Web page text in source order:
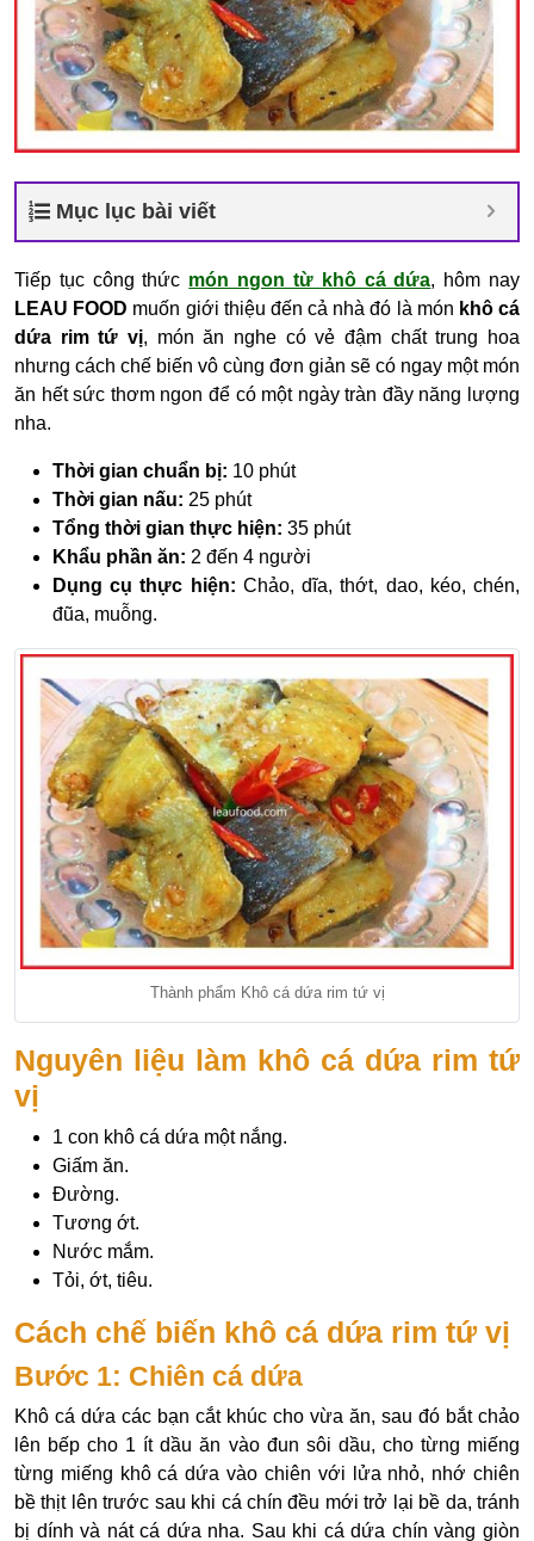
Mục lục bài viết
Tiếp tục công thức món ngon từ khô cá dứa, hôm nay
LEAU FOOD muốn giới thiệu đến cả nhà đó là món khô cá
dứa rim tứ vị, món ăn nghe có vẻ đậm chất trung hoa
nhưng cách chế biến vô cùng đơn giản sẽ có ngay một món
ăn hết sức thơm ngon để có một ngày tràn đầy năng lượng
nha.
Thời gian chuẩn bị: 10 phút
Thời gian nấu: 25 phút
Tổng thời gian thực hiện: 35 phút
Khẩu phần ăn: 2 đến 4 người
Dụng cụ thực hiện: Chảo, dĩa, thớt, dao, kéo, chén,
đũa, muỗng.
Thành phẩm Khô cá dứa rim tứ vị
Nguyên liệu làm khô cá dứa rim tứ
vị
1 con khô cá dứa một nắng.
Giấm ăn.
Đường.
Tương ớt.
Nước mắm.
Tỏi, ớt, tiêu.
Cách chế biến khô cá dứa rim tứ vị
Bước 1: Chiên cá dứa
Khô cá dứa các bạn cắt khúc cho vừa ăn, sau đó bắt chảo
lên bếp cho 1 ít dầu ăn vào đun sôi dầu, cho từng miếng
từng miếng khô cá dứa vào chiên với lửa nhỏ, nhớ chiên
bề thịt lên trước sau khi cá chín đều mới trở lại bề da, tránh
bị dính và nát cá dứa nha. Sau khi cá dứa chín vàng giòn